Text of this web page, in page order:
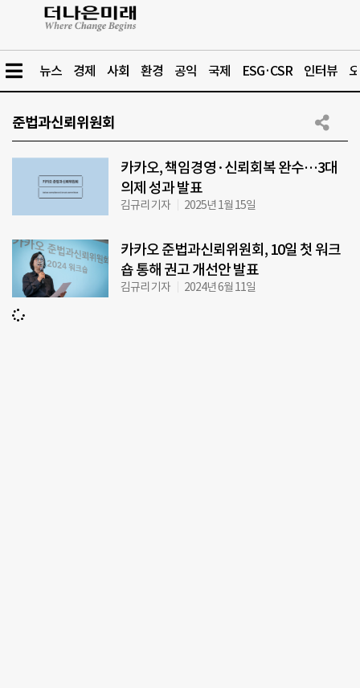
뉴스 경제 사회 환경 공익 국제 ESG·CSR 인터뷰
준법과신뢰위원회
카카오, 책임경영·신뢰회복 완수…3대
의제 성과 발표
김규리 기자 2025년 1월 15일
카카오 준법과신뢰위원회, 10일 첫 워크
숍 통해 권고 개선안 발표
김규리 기자 2024년 6월 11일